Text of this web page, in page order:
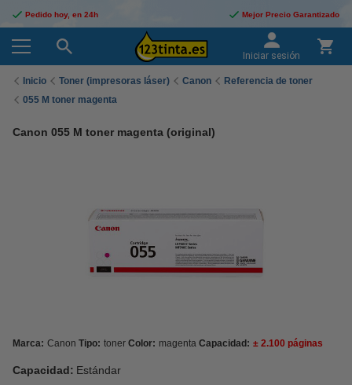
Pedido hoy, en 24h Mejor Precio Garantizado
Iniciar sesión
Inicio Toner (impresoras láser) Canon
Referencia de toner
055 M toner magenta
Canon 055 M toner magenta (original)
Marca: Canon Tipo: toner Color: magenta Capacidad: ± 2.100 páginas
Capacidad: Estándar